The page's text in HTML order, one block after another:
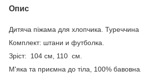
Опис
Дитяча піжама для хлопчика. Туреччина
Комплект: штани и футболка.
Зріст: 104 см, 110 см.
М'яка та приємна до тіла, 100% бавовна.